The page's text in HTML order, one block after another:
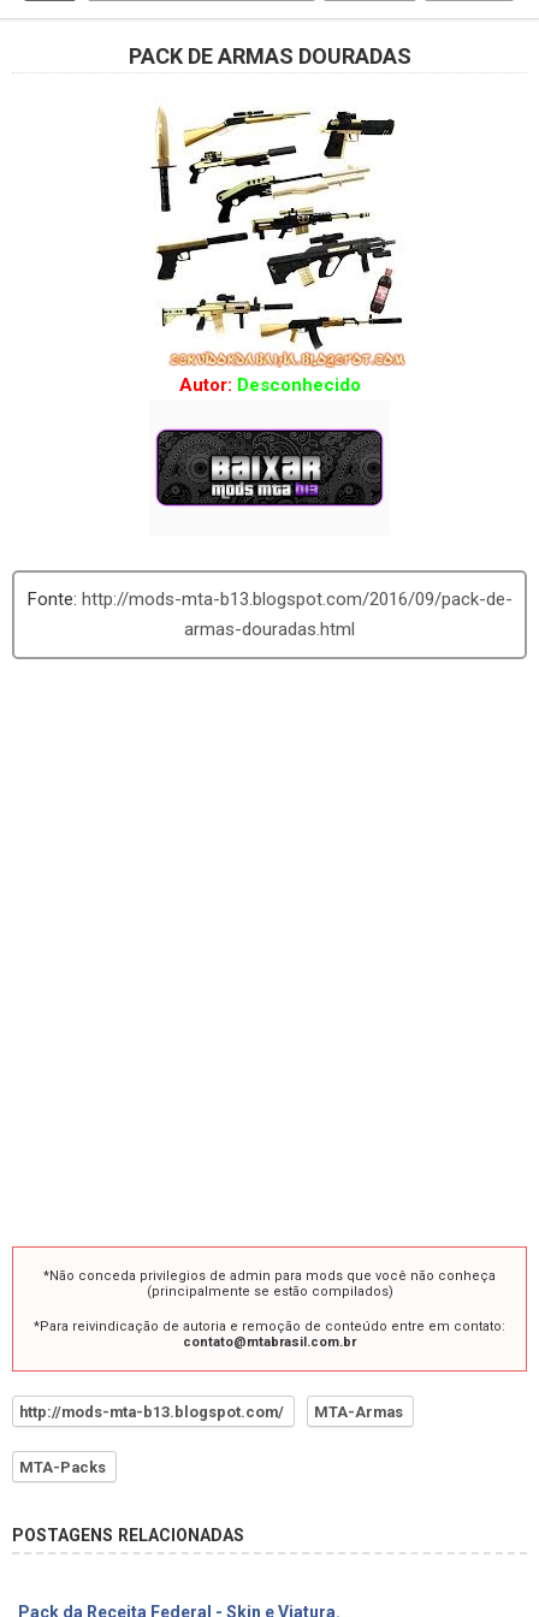
PACK DE ARMAS DOURADAS
Autor: Desconhecido
http://mods-mta-b13.blogspot.com/2016/09/pack-de-
armas-douradas.html
*Não conceda privilegios de admin para mods que você não conheça
(principalmente se estão compilados)
*Para reivindicação de autoria e remoção de conteúdo entre em contato:
contato@mtabrasil.com.br
http://mods-mta-b13.blogspot.com/ MTA-Armas
MTA-Packs
POSTAGENS RELACIONADAS
Pack da Receita Federal - Skin e Viatura.